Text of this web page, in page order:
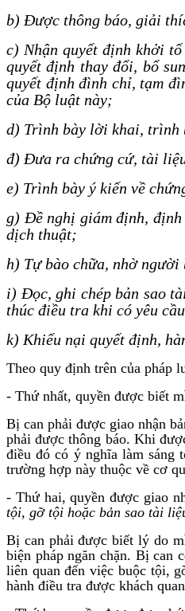
b) Được thông báo, giải
c) Nhận quyết định khởi
quyết định thay đổi, bổ
quyết định đình chỉ, tạm
của Bộ luật này;
d) Trình bày lời khai, trình
đ) Đưa ra chứng cứ, tài
e) Trình bày ý kiến về
g) Đề nghị giám định,
dịch thuật;
h) Tự bào chữa, nhờ người
i) Đọc, ghi chép bản sao
thúc điều tra khi có yêu
k) Khiếu nại quyết định,
Theo quy định trên của pháp
- Thứ nhất, quyền được biết
Bị can phải được giao nhận
phải được thông báo. Khi
điều đó có ý nghĩa làm sáng
trường hợp này thuộc về cơ
- Thứ hai, quyền được giao
tội, gỡ tội hoặc bản sao tài
Bị can phải được biết lý do
biện pháp ngăn chặn. Bị can
liên quan đến việc buộc tội,
hành điều tra được khách